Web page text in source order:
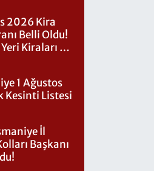
2026 Kira
Belli Oldu!
Kiraları Ne
1 Ağustos
Kesinti Listesi
İl
Başkanı